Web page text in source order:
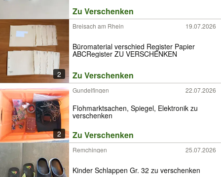
Zu Verschenken
2
Breisach am Rhein 19.07.2026
Büromaterial verschied Register Papier
ABCRegister ZU VERSCHENKEN
Zu Verschenken
2
Gundelfingen 22.07.2026
Flohmarktsachen, Spiegel, Elektronik zu
verschenken
Zu Verschenken
Remchingen 25.07.2026
Kinder Schlappen Gr. 32 zu verschenken